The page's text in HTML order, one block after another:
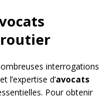
interrogations
l’expertise d’avocats
Pour obtenir